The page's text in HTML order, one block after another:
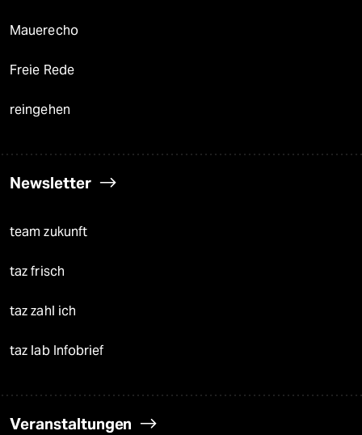
Mauerecho
Freie Rede
reingehen
Newsletter
team zukunft
taz frisch
taz zahl ich
taz lab Infobrief
Veranstaltungen